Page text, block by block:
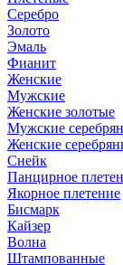
Серебро
Золото
Эмаль
Фианит
Женские
Мужские
Женские золотые
Мужские
Женские
Снейк
Панцирное
Якорное плетение
Бисмарк
Кайзер
Волна
Штампованные